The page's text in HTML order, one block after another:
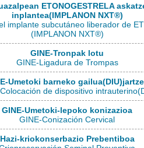
ETONOGESTRELA
inplantea(IMPLANON NXT®)
implante subcutáneo liberador de
(IMPLANON NXT®)
GINE-Tronpak lotu
GINE-Ligadura de Trompas
Umetoki barneko
de dispositivo
GINE-Umetoki-lepoko konizazioa
GINE-Conización Cervical
Hazi-kriokonserbazio Prebentiboa